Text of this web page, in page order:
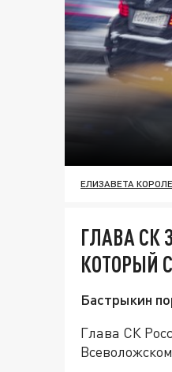
ЕЛИЗАВЕТА
ГЛАВА СК
КОТОРЫЙ
Бастрыкин
Глава СК